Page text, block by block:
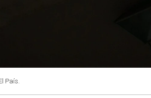
País.